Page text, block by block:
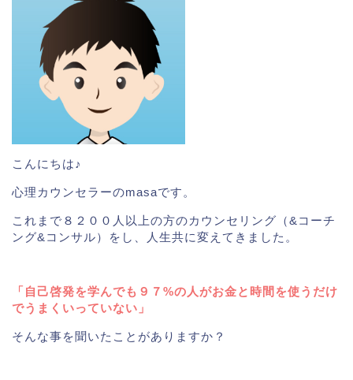
こんにちは♪
心理カウンセラーのmasaです。
これまで８２００人以上の方のカウンセリング（&コーチ
ング&コンサル）をし、人生共に変えてきました。
「自己啓発を学んでも９７%の人がお金と時間を使うだけ
でうまくいっていない」
そんな事を聞いたことがありますか？